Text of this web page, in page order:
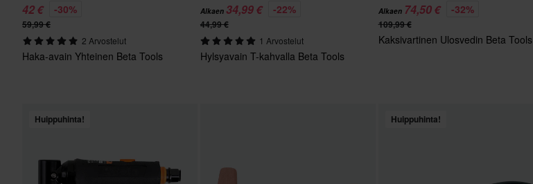
42 € -30%
59,99 €
2 Arvostelut
Haka-avain Yhteinen Beta Tools
Alkaen 34,99 € -22%
44,99 €
1 Arvostelut
Hylsyavain T-kahvalla Beta Tools
Alkaen 74,50 € -32%
109,99 €
Kaksivartinen Ulosvedin Beta Tools
Huippuhinta! Huippuhinta!